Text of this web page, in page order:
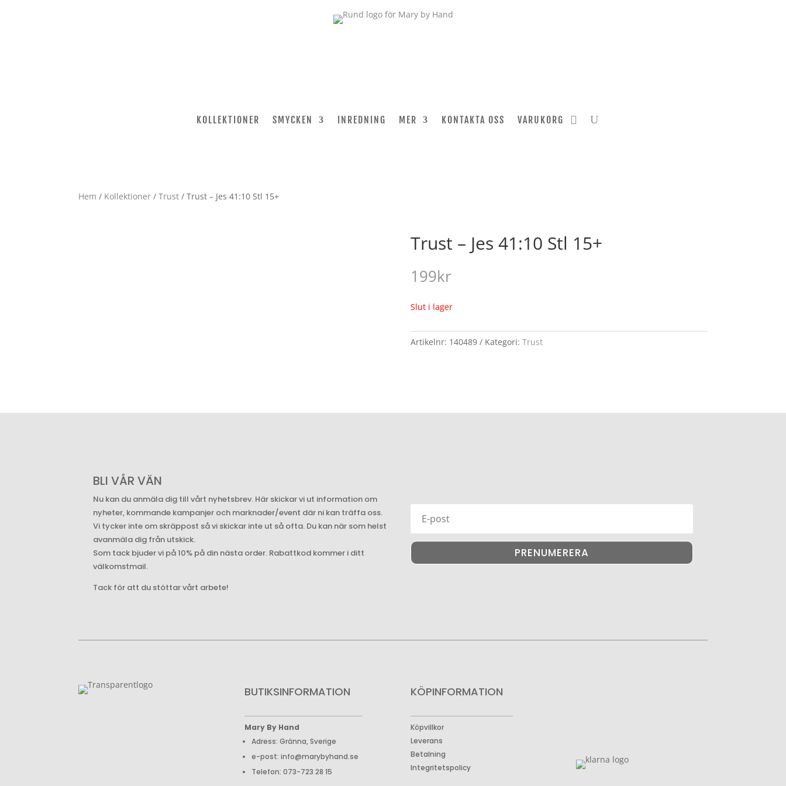
KOLLEKTIONER SMYCKEN INREDNING MER KONTAKTA OSS VARUKORG
Hem / Kollektioner /Trust / Trust – Jes 41:10 Stl 15+
Trust – Jes 41:10 Stl 15+
199kr
Slut i lager
Artikelnr: 140489 Kategori: Trust
BLI VÅR VÄN
Nu kan du anmäla dig till vårt nyhetsbrev. Här skickar vi ut information om
nyheter, kommande kampanjer och marknader/event där ni kan träffa oss.
Vi tycker inte om skräppost så vi skickar inte ut så ofta. Du kan när som helst
avanmäla dig från utskick.
Som tack bjuder vi på 10% på din nästa order. Rabattkod kommer i ditt
välkomstmail.
Tack för att du stöttar vårt arbete!
PRENUMERERA
BUTIKSINFORMATION
Mary By Hand
Adress: Gränna, Sverige
e-post: info@marybyhand.se
Telefon: 073-723 28 15
KÖPINFORMATION
Köpvillkor
Leverans
Betalning
Integritetspolicy